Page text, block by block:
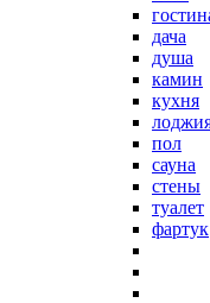
дача
душа
камин
кухня
пол
сауна
стены
туалет
фартук